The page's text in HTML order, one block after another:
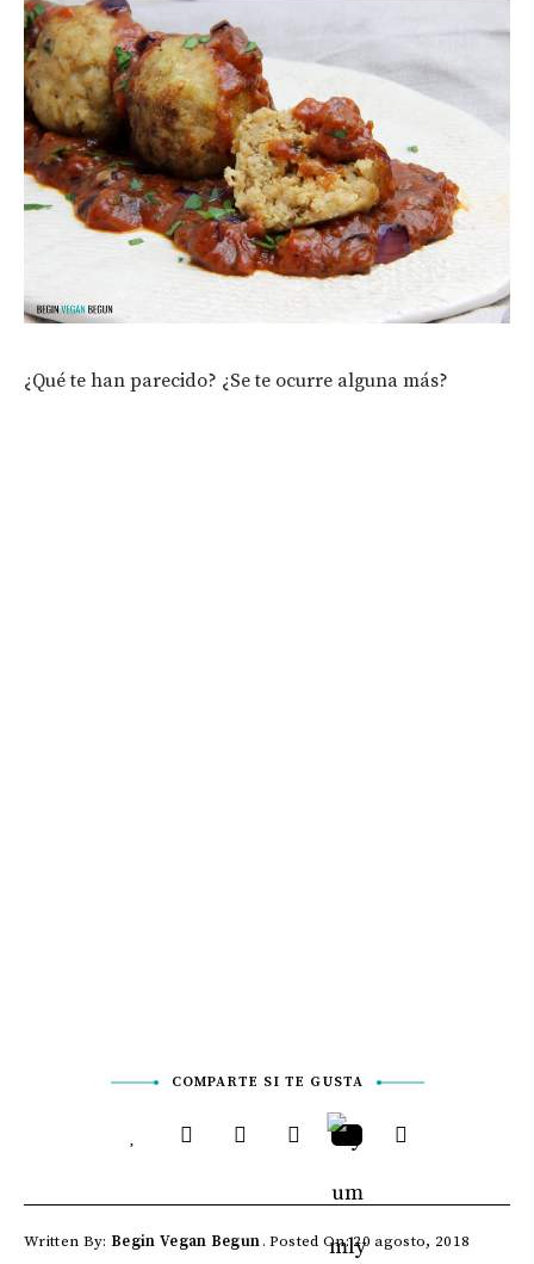
¿Qué te han parecido? ¿Se te ocurre alguna más?
COMPARTE SI TE GUSTA
Written By: Begin Vegan Begun Posted On: 20 agosto, 2018